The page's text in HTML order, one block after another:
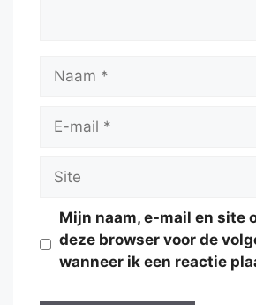
Naam
Site
Mijn naam, e-mail en site
deze browser voor de
wanneer ik een reactie